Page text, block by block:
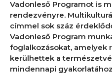
Vadonleső Programot is
rendezvényre.
címmel sok száz
Vadonleső Program
foglalkozásokat, amelyek
kerülhettek a
mindennapi